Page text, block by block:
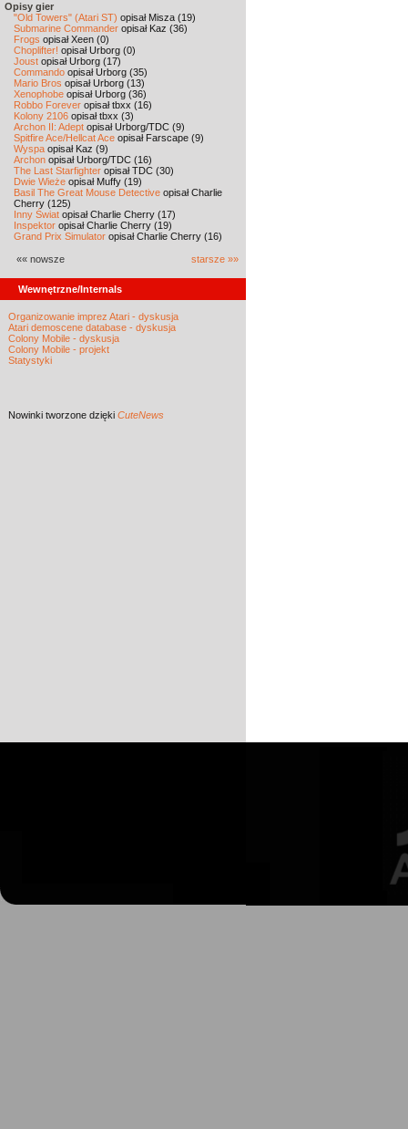
Opisy gier
"Old Towers" (Atari ST) opisał Misza (19)
Submarine Commander opisał Kaz (36)
Frogs opisał Xeen (0)
Choplifter! opisał Urborg (0)
Joust opisał Urborg (17)
Commando opisał Urborg (35)
Mario Bros opisał Urborg (13)
Xenophobe opisał Urborg (36)
Robbo Forever opisał tbxx (16)
Kolony 2106 opisał tbxx (3)
Archon II: Adept opisał Urborg/TDC (9)
Spitfire Ace/Hellcat Ace opisał Farscape (9)
Wyspa opisał Kaz (9)
Archon opisał Urborg/TDC (16)
The Last Starfighter opisał TDC (30)
Dwie Wieże opisał Muffy (19)
Basil The Great Mouse Detective opisał Charlie
Cherry (125)
Inny Świat opisał Charlie Cherry (17)
Inspektor opisał Charlie Cherry (19)
Grand Prix Simulator opisał Charlie Cherry (16)
«« nowsze starsze »»
Wewnętrzne/Internals
Organizowanie imprez Atari - dyskusja
Atari demoscene database - dyskusja
Colony Mobile - dyskusja
Colony Mobile - projekt
Statystyki
Nowinki tworzone dzięki CuteNews